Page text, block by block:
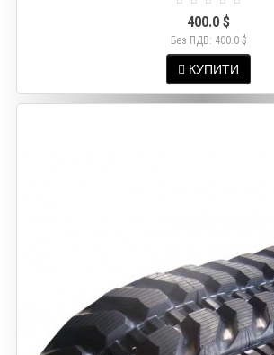
400.0 $
Без ПДВ: 400.0 $
КУПИТИ